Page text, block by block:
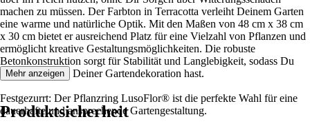
machen zu müssen. Der Farbton in Terracotta verleiht Deinem Garten
eine warme und natürliche Optik. Mit den Maßen von 48 cm x 38 cm
x 30 cm bietet er ausreichend Platz für eine Vielzahl von Pflanzen und
ermöglicht kreative Gestaltungsmöglichkeiten. Die robuste
Betonkonstruktion sorgt für Stabilität und Langlebigkeit, sodass Du
lange Freude an Deiner Gartendekoration hast.
Festgezurrt: Der Pflanzring LusoFlor® ist die perfekte Wahl für eine
dauerhafte und ansprechende Gartengestaltung.
Mehr anzeigen
Produktsicherheit